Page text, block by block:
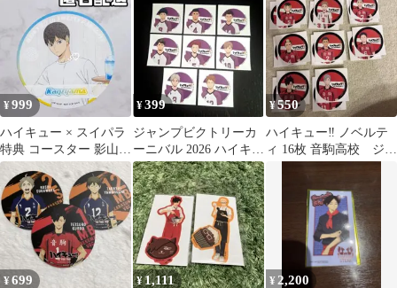
¥999
ハイキュー × スイパラ
特典 コースター 影山飛
雄
¥399
ジャンプビクトリーカ
ーニバル 2026 ハイキュ
ー‼︎ ノベルティ 8枚 白
鳥沢
¥550
ハイキュー‼︎ ノベルテ
ィ 16枚 音駒高校 ジャ
¥699 ¥1,111 ¥ 2,200